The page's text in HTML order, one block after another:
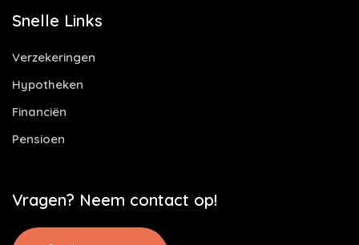
Snelle Links
Verzekeringen
Hypotheken
Financiën
Pensioen
Vragen? Neem contact op!